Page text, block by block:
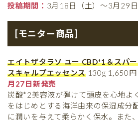
投稿期間： 3月18日（土）〜3月29日
[モニター商品]
エイトザタラソ ユー CBD*1＆スパ
スキャルプエッセンス 130g 1,650円
月27日新発売
炭酸*2美容液が弾けて頭皮を心地よ
をはじめとする海洋由来の保湿成分
に潤いを与えて柔らかく保水。また